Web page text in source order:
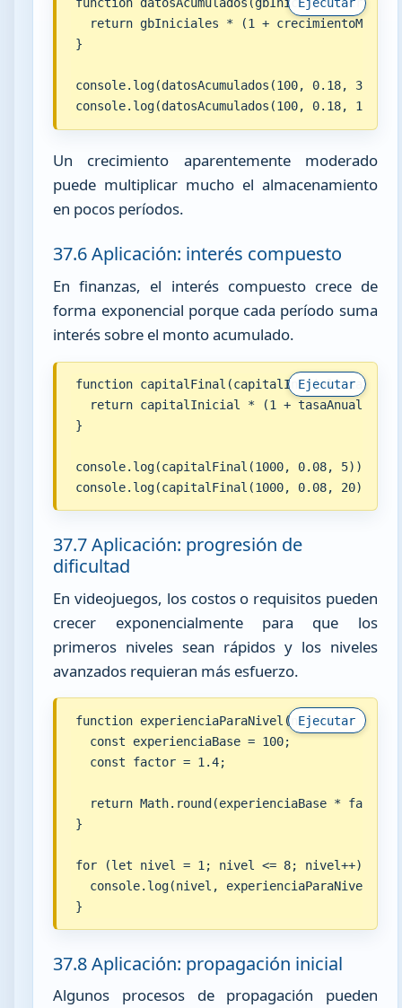
Ejecutar
function datosAcumulados(gbIniciales,
return gbIniciales * (1 +
}
console.log(datosAcumulados(100, 0.18, 3));
console.log(datosAcumulados(100, 0.18, 12));
Un crecimiento aparentemente moderado
puede multiplicar mucho el almacenamiento
en pocos períodos.
37.6 Aplicación: interés compuesto
En finanzas, el interés compuesto crece de
forma exponencial porque cada período suma
interés sobre el monto acumulado.
Ejecutar
function capitalFinal(capitalInicial,
return capitalInicial * (1 + tasaAnual) **
}
console.log(capitalFinal(1000, 0.08, 5));
console.log(capitalFinal(1000, 0.08, 20));
37.7 Aplicación: progresión de
dificultad
En videojuegos, los costos o requisitos pueden
crecer exponencialmente para que los
primeros niveles sean rápidos y los niveles
avanzados requieran más esfuerzo.
Ejecutar
function experienciaParaNivel(nivel) {
  const experienciaBase = 100;
  const factor = 1.4;
return Math.round(experienciaBase * factor
}
for (let nivel = 1; nivel <= 8; nivel++) {
console.log(nivel,
}
37.8 Aplicación: propagación inicial
Algunos procesos de propagación pueden